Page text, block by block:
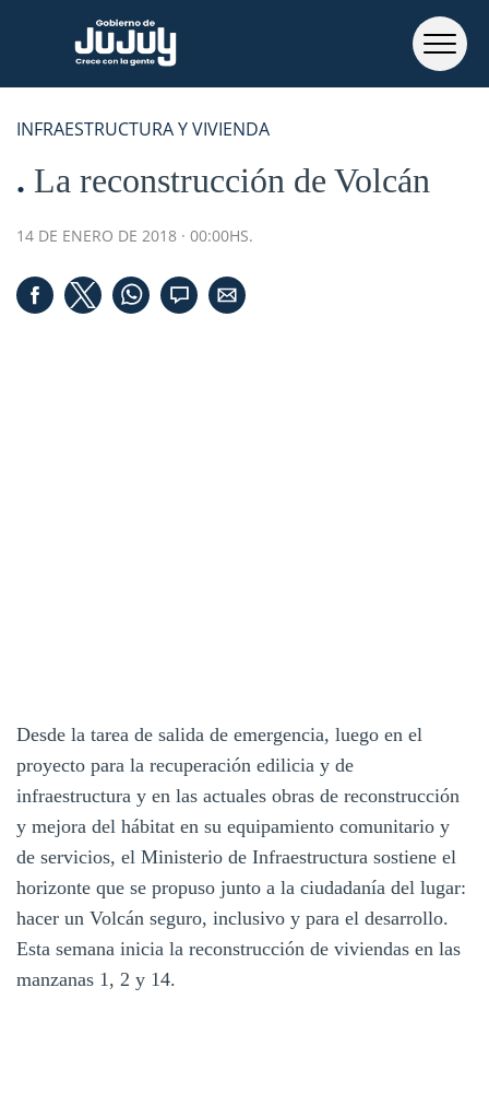
INFRAESTRUCTURA Y VIVIENDA
La reconstrucción de Volcán
14 DE ENERO DE 2018 · 00:00HS.
Desde la tarea de salida de emergencia, luego en el
proyecto para la recuperación edilicia y de
infraestructura y en las actuales obras de reconstrucción
y mejora del hábitat en su equipamiento comunitario y
de servicios, el Ministerio de Infraestructura sostiene el
horizonte que se propuso junto a la ciudadanía del lugar:
hacer un Volcán seguro, inclusivo y para el desarrollo.
Esta semana inicia la reconstrucción de viviendas en las
manzanas 1, 2 y 14.